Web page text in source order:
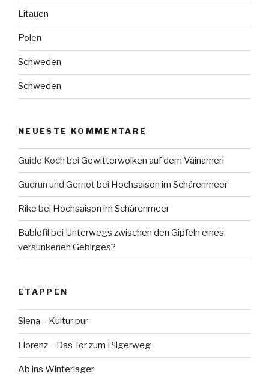
Litauen
Polen
Schweden
Schweden
NEUESTE KOMMENTARE
Guido Koch bei Gewitterwolken auf dem Väinameri
Gudrun und Gernotbei Hochsaison im Schärenmeer
Rike bei Hochsaison im Schärenmeer
Bablofil bei Unterwegs zwischen den Gipfeln eines
versunkenen Gebirges?
ETAPPEN
Siena – Kultur pur
Florenz – Das Tor zum Pilgerweg
Ab ins Winterlager